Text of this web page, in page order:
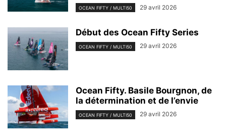
OCEAN FIFTY / MULTI50 29 avril 2026
Début des Ocean Fifty Series
OCEAN FIFTY / MULTI50 29 avril 2026
Ocean Fifty. Basile Bourgnon, de
la détermination et de l’envie
OCEAN FIFTY / MULTI50 29 avril 2026